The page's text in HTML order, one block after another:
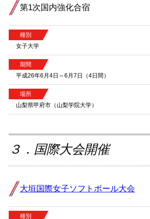
第1次国内強化合宿
種別
女子大学
期間
平成26年6月4日～6月7日（4日間）
場所
山梨県甲府市（山梨学院大学）
３．国際大会開催
大垣国際女子ソフトボール大会
種別